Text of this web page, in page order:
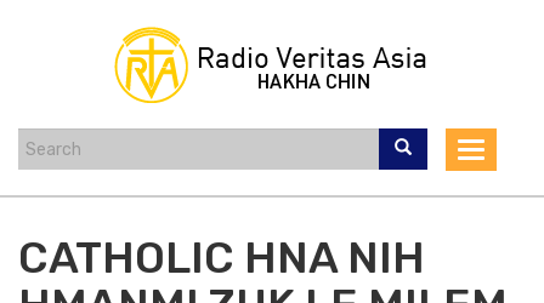
Toggle
CATHOLIC HNA NIH